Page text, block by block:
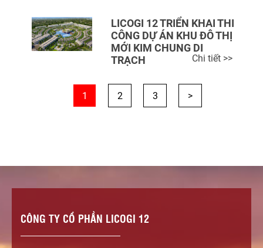
LICOGI 12 TRIỂN KHAI THI
CÔNG DỰ ÁN KHU ĐÔ THỊ
MỚI KIM CHUNG DI
TRẠCH
Chi tiết >>
1 2 3 >
CÔNG TY CỔ PHẦN LICOGI 12